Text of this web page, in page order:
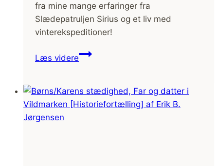
fra mine mange erfaringer fra
Slædepatruljen Sirius og et liv med
vinterekspeditioner!
Læs videreSnemur
Læ
og